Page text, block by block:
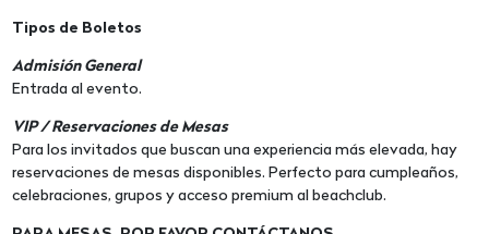
Tipos de Boletos
Admisión General
Entrada al evento.
VIP / Reservaciones de Mesas
Para los invitados que buscan una experiencia más elevada, hay
reservaciones de mesas disponibles. Perfecto para cumpleaños,
celebraciones, grupos y acceso premium al beachclub.